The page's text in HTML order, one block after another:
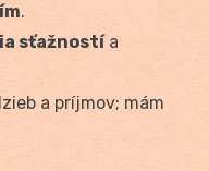
.
sťažnostía
a príjmov; mám